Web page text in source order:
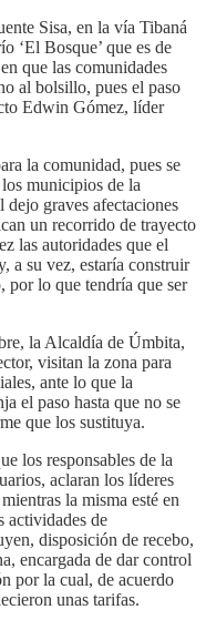
Sisa, en la vía Tibaná
‘El Bosque’ que es de
que las comunidades
al bolsillo, pues el paso
Edwin Gómez, líder
la comunidad, pues se
municipios de la
graves afectaciones
un recorrido de trayecto
las autoridades que el
a su vez, estaría construir
por lo que tendría que ser
la Alcaldía de Úmbita,
visitan la zona para
ante lo que la
el paso hasta que no se
que los sustituya.
los responsables de la
aclaran los líderes
la misma esté en
actividades de
disposición de recebo,
encargada de dar control
por la cual, de acuerdo
unas tarifas.